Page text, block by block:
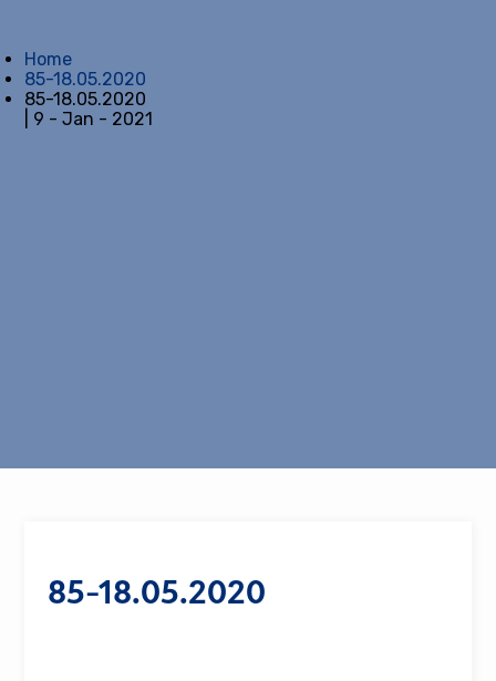
Home
85-18.05.2020
85-18.05.2020
| 9 - Jan - 2021
85-18.05.2020